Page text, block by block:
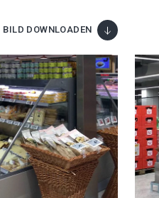
BILD DOWNLOADEN